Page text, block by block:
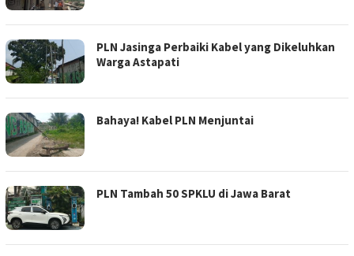
PLN Jasinga Perbaiki Kabel yang Dikeluhkan
Warga Astapati
Bahaya! Kabel PLN Menjuntai
PLN Tambah 50 SPKLU di Jawa Barat